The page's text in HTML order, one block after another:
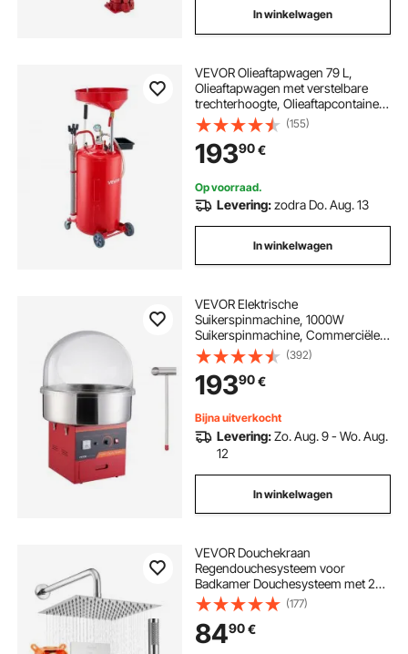
In winkelwagen
VEVOR Olieaftapwagen 79 L,
Olieaftapwagen met verstelbare
trechterhoogte, Olieaftapcontainer
met wielen, Aftapapparaat voor
vloeibare brandstof voor
autowerkplaatsen, Rood
(155)
19390€
Op voorraad.
Levering:zodra Do. Aug. 13
In winkelwagen
VEVOR Elektrische
Suikerspinmachine, 1000W
Suikerspinmachine, Commerciële
Suikerspinmachine met Deksel,
RVS Kom, Suikerschep, Lade,
Perfect voor Familiefeestjes, Rood
(392)
19390€
Bijna uitverkocht
Levering:Zo. Aug. 9 - Wo. Aug.
12
In winkelwagen
VEVOR Douchekraan
Regendouchesysteem voor
Badkamer Douchesysteem met 254
mm Vierkante Regendouchekop &
Handdouche, Wandgemonteerde
Badkamerkranen met Messing Klep
& Afwerkingsset, Zilver Chroom
(177)
8490€